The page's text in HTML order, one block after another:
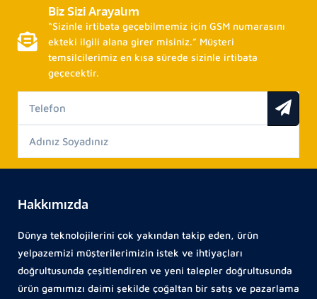
Biz Sizi Arayalım
“Sizinle irtibata geçebilmemiz için GSM numarasını
ekteki ilgili alana girer misiniz.” Müşteri
temsilcilerimiz en kısa sürede sizinle irtibata
geçecektir.
Hakkımızda
Dünya teknolojilerini çok yakından takip eden, ürün
yelpazemizi müşterilerimizin istek ve ihtiyaçları
doğrultusunda çeşitlendiren ve yeni talepler doğrultusunda
ürün gamımızı daimi şekilde çoğaltan bir satış ve pazarlama